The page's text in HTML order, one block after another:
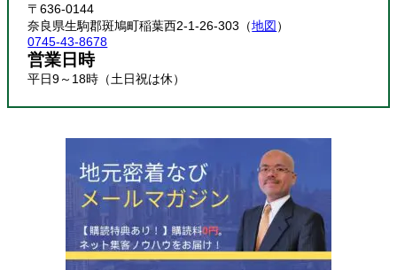
〒636-0144
奈良県生駒郡斑鳩町稲葉西2-1-26-303（地図 ）
0745-43-8678
営業日時
平日9～18時（土日祝は休）